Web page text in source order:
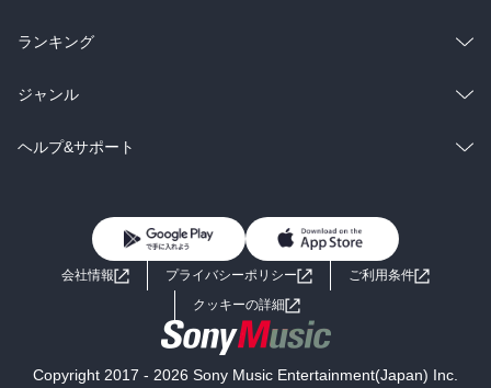
雑誌・グラビア
BL・TL
ラノベ
雑誌・グラビア
BL・TL
総合
ラノベ
雑誌・グラビア
ランキング
総合
ラノベ
ジャンル
コミック
ライトノベル 男子向けラノベ
小説
海外小説
ヘルプ&サポート
よくあるご質問 お問い合わせ
会社情報 プライバシーポリシー
ご利用条件
クッキーの詳細
Copyright 2017 - 2026 Sony Music Entertainment(Japan) Inc.